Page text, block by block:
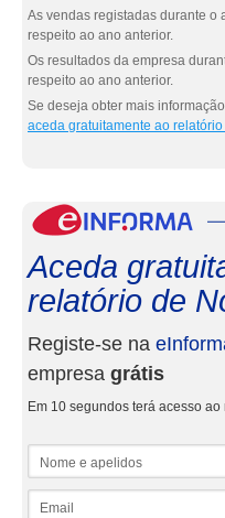
As vendas registadas durante o
respeito ao ano anterior.
Os resultados da empresa
respeito ao ano anterior.
Se deseja obter mais
aceda gratuitamente ao
Aceda
relatório de
Registe-se na
empresa grátis
Em 10 segundos terá acesso